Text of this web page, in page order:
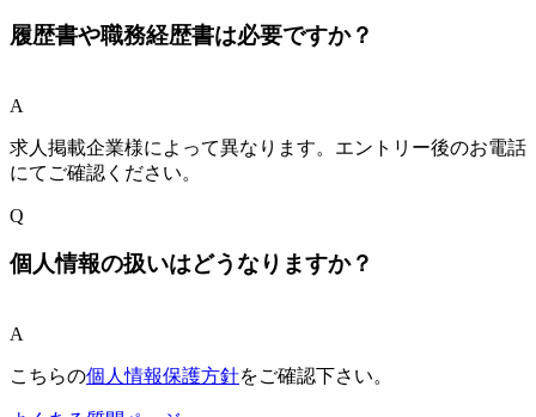
履歴書や職務経歴書は必要ですか？
A
求人掲載企業様によって異なります。エントリー後のお電話
にてご確認ください。
Q
個人情報の扱いはどうなりますか？
A
こちらの個人情報保護方針をご確認下さい。